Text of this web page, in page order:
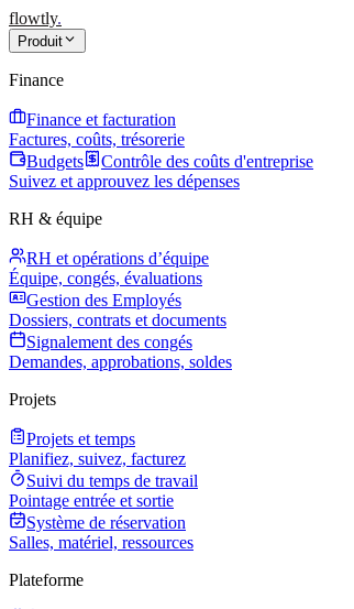
flowtly.
Produit
Finance
Finance et facturation
Factures, coûts, trésorerie
Budgets
Contrôle des coûts d'entreprise
Suivez et approuvez les dépenses
RH & équipe
RH et opérations d’équipe
Équipe, congés, évaluations
Gestion des Employés
Dossiers, contrats et documents
Signalement des congés
Demandes, approbations, soldes
Projets
Projets et temps
Planifiez, suivez, facturez
Suivi du temps de travail
Pointage entrée et sortie
Système de réservation
Salles, matériel, ressources
Plateforme